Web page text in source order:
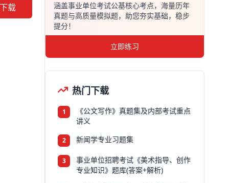
载
涵盖事业单位考试公基核心考点，海量历年
真题与高质量模拟题，助您夯实基础，稳步
提分！
立即练习
热门下载
1
《公文写作》真题集及内部考试重点
讲义
2 新闻学专业习题集
3
事业单位招聘考试《美术指导、创作
专业知识》题库(答案+解析)